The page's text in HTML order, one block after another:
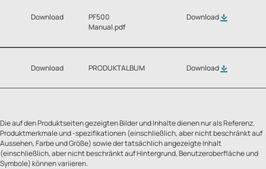
Download
PF500
Manual.pdf
Download
Download PRODUKTALBUM Download
Die auf den Produktseiten gezeigten Bilder und Inhalte dienen nur als Referenz.
Produktmerkmale und -spezifikationen (einschließlich, aber nicht beschränkt auf
Aussehen, Farbe und Größe) sowie der tatsächlich angezeigte Inhalt
(einschließlich, aber nicht beschränkt auf Hintergrund, Benutzeroberfläche und
Symbole) können variieren.